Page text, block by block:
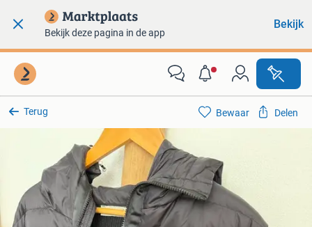
Bekijk deze pagina in de app
Bekijk
Terug Bewaar Delen